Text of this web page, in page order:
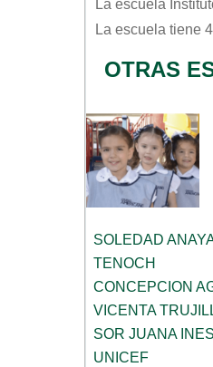
La escuela
La escuela tiene
OTRAS
SOLEDAD
TENOCH
CONCEPCION
VICENTA
SOR JUANA
UNICEF